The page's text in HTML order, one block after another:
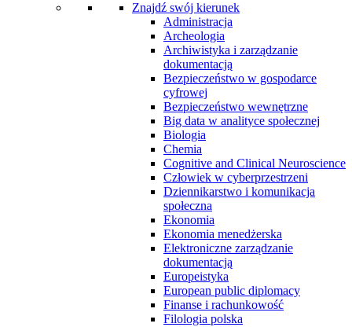
Znajdź swój kierunek
Administracja
Archeologia
Archiwistyka i zarządzanie
dokumentacją
Bezpieczeństwo w gospodarce
cyfrowej
Bezpieczeństwo wewnętrzne
Big data w analityce społecznej
Biologia
Chemia
Cognitive and Clinical Neuroscience
Człowiek w cyberprzestrzeni
Dziennikarstwo i komunikacja
społeczna
Ekonomia
Ekonomia menedżerska
Elektroniczne zarządzanie
dokumentacją
Europeistyka
European public diplomacy
Finanse i rachunkowość
Filologia polska